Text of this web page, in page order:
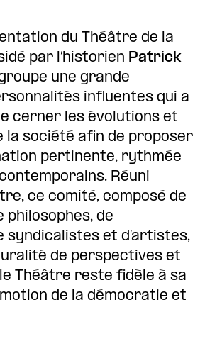
du Théâtre de la
par l’historien Patrick
une grande
influentes qui a
cerner les évolutions et
la société afin de proposer
pertinente, rythmée
Réuni
ce comité, composé de
philosophes, de
syndicalistes et d’artistes,
de perspectives et
Théâtre reste fidèle à sa
de la démocratie et